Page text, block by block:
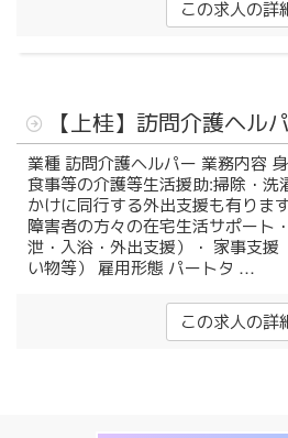
求人に関するお問い合わせ
お知らせ
お知らせ
リクルートニュース
この求人の詳
稿
日:
【上桂】訪問介護ヘル
業種 訪問介護ヘルパー 業務内容
食事等の介護等生活援助:掃除・洗
かけに同行する外出支援も有りま
障害者の方々の在宅生活サポート
泄・入浴・外出支援）・ 家事支援
い物等） 雇用形態 パートタ …
この求人の詳